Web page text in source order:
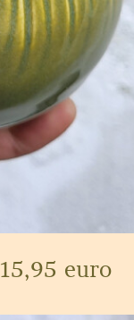
15,95 euro